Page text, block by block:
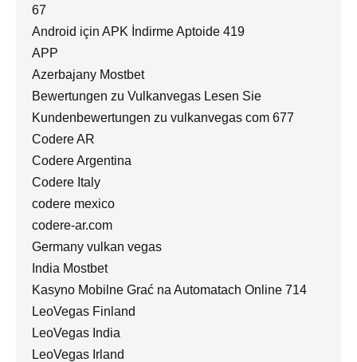
67
Android için APK İndirme Aptoide 419
APP
Azerbajany Mostbet
Bewertungen zu Vulkanvegas Lesen Sie
Kundenbewertungen zu vulkanvegas com 677
Codere AR
Codere Argentina
Codere Italy
codere mexico
codere-ar.com
Germany vulkan vegas
India Mostbet
Kasyno Mobilne Grać na Automatach Online 714
LeoVegas Finland
LeoVegas India
LeoVegas Irland